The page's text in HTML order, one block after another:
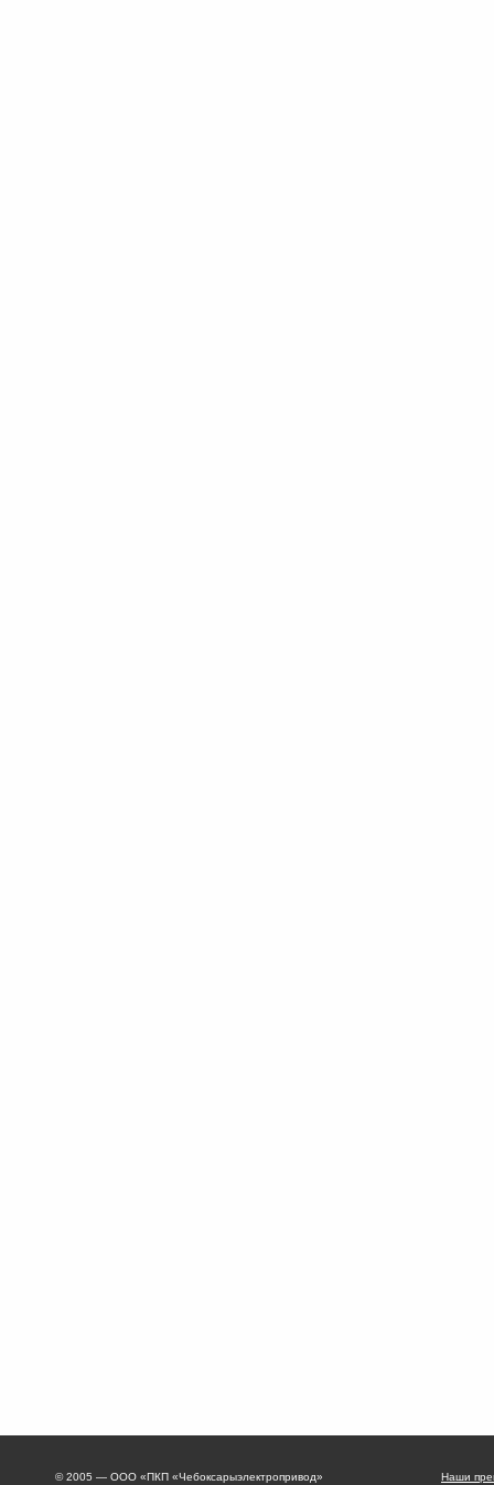
© 2005 — ООО «ПКП «Чебоксарыэлектропривод» Наши